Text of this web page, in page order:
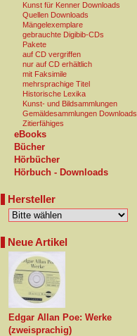
Kunst für Kenner Downloads
Quellen Downloads
Mängelexemplare
gebrauchte Digibib-CDs
Pakete
auf CD vergriffen
nur auf CD erhältlich
mit Faksimile
mehrsprachige Titel
Historische Lexika
Kunst- und Bildsammlungen
Gemäldesammlungen Downloads
Zitierfähiges
eBooks
Bücher
Hörbücher
Hörbuch - Downloads
Hersteller
Neue Artikel
Edgar Allan Poe: Werke
(zweisprachig)